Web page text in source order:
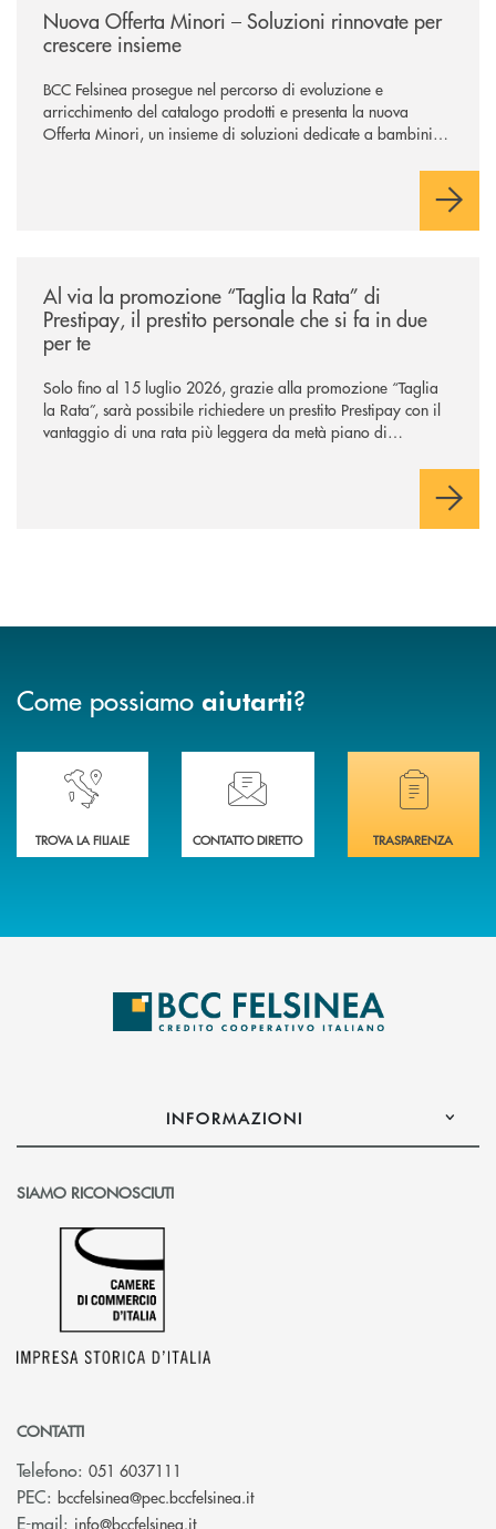
Nuova Offerta Minori – Soluzioni rinnovate per
crescere insieme
BCC Felsinea prosegue nel percorso di evoluzione e
arricchimento del catalogo prodotti e presenta la nuova
Offerta Minori, un insieme di soluzioni dedicate a bambini e
sviluppo di una relazione consapevole con il denaro, sempre
Al via la promozione “Taglia la Rata” di
Prestipay, il prestito personale che si fa in due
per te
Solo fino al 15 luglio 2026, grazie alla promozione “Taglia
la Rata”, sarà possibile richiedere un prestito Prestipay con il
vantaggio di una rata più leggera da metà piano di
Come possiamo aiutarti?
Accedi all' elenco completo delle nostre&nbsp; filiali .
TROVA LA FILIALE
Ti serve assistenza immediata? Contattaci!
CONTATTO DIRETTO
Hai bisogno di
TRASPARENZA
INFORMAZIONI
SIAMO RICONOSCIUTI
CONTATTI
Telefono: 051 6037111
PEC: bccfelsinea@pec.bccfelsinea.it(si apre l’app di posta
E-mail: info@bccfelsinea.it(si apre l’app di posta elettronica)